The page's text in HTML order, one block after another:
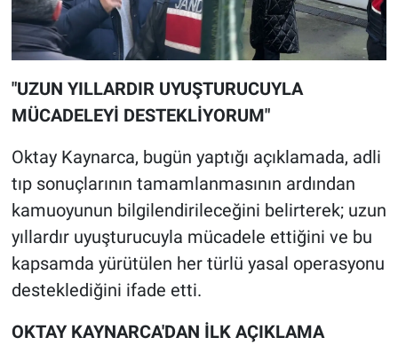
"UZUN YILLARDIR UYUŞTURUCUYLA
MÜCADELEYİ DESTEKLİYORUM"
Oktay Kaynarca, bugün yaptığı açıklamada, adli
tıp sonuçlarının tamamlanmasının ardından
kamuoyunun bilgilendirileceğini belirterek; uzun
yıllardır uyuşturucuyla mücadele ettiğini ve bu
kapsamda yürütülen her türlü yasal operasyonu
desteklediğini ifade etti.
OKTAY KAYNARCA'DAN İLK AÇIKLAMA